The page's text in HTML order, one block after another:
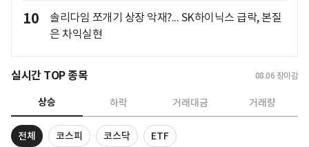
10
솔리다임 쪼개기 상장 악재?... SK하이닉스 급락, 본질
은 차익실현
실시간 TOP 종목 08.06 장마감
상승 하락 거래대금 거래량
전체 코스피 코스닥 ETF